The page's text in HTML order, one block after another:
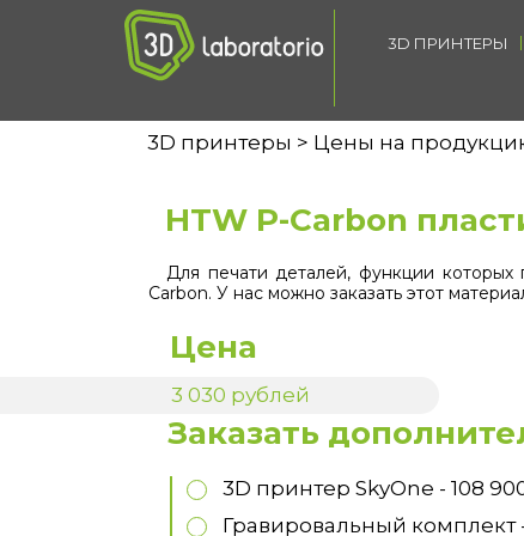
3D ПРИНТЕРЫ
3D принтеры Цены на
HTW P-Carbon
Для печати деталей, функции которых
Carbon. У нас можно заказать этот
Цена
Заказать
3D принтер SkyOne - 108
Гравировальный комплект -